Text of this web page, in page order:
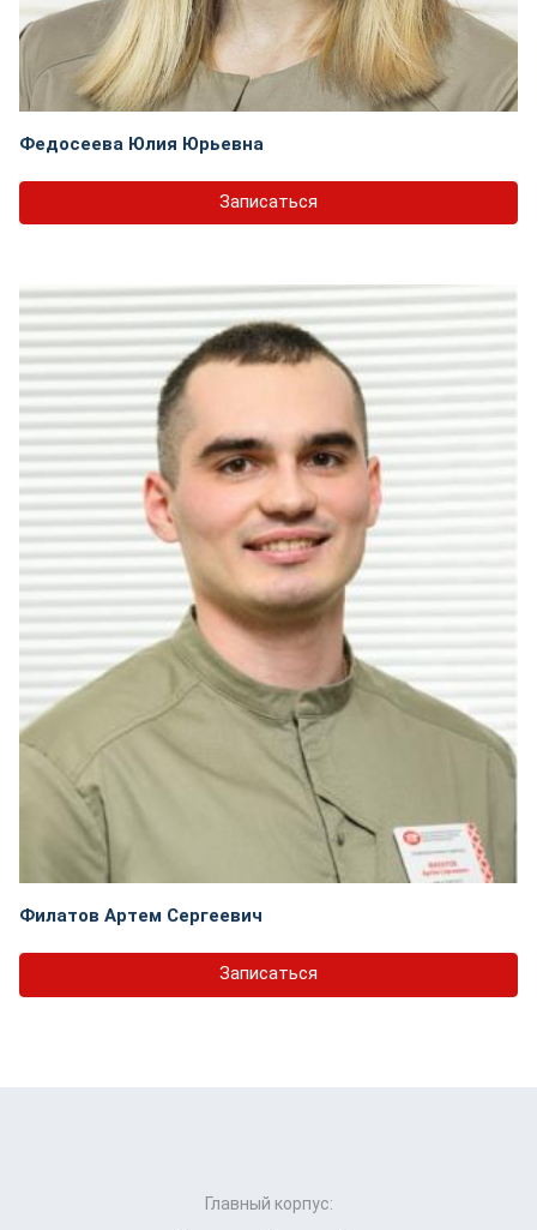
Федосеева Юлия Юрьевна
Записаться
Филатов Артем Сергеевич
Записаться
Главный корпус: